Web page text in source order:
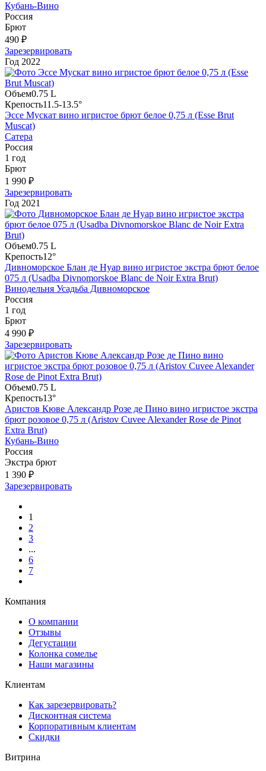
Кубань-Вино
Россия
Брют
490 ₽
Зарезервировать
Год 2022
Объем0.75 L
Крепость11.5-13.5°
Эссе Мускат вино игристое брют белое 0,75 л (Esse Brut
Muscat)
Сатера
Россия
1 год
Брют
1 990 ₽
Зарезервировать
Год 2021
Объем0.75 L
Крепость12°
Дивноморское Блан де Нуар вино игристое экстра брют белое
075 л (Usadba Divnomorskoe Blanc de Noir Extra Brut)
Винодельня Усадьба Дивноморское
Россия
1 год
Брют
4 990 ₽
Зарезервировать
Объем0.75 L
Крепость13°
Аристов Кюве Александр Розе де Пино вино игристое экстра
брют розовое 0,75 л (Aristov Cuvee Alexander Rose de Pinot
Extra Brut)
Кубань-Вино
Россия
Экстра брют
1 390 ₽
Зарезервировать
1
2
3
...
6
7
Компания
О компании
Отзывы
Дегустации
Колонка сомелье
Наши магазины
Клиентам
Как зарезервировать?
Дисконтная система
Корпоративным клиентам
Скидки
Витрина